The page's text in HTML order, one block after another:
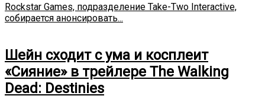
Rockstar Games, подразделение Take-Two Interactive,
собирается анонсировать...
Шейн сходит с ума и косплеит
«Сияние» в трейлере The Walking
Dead: Destinies